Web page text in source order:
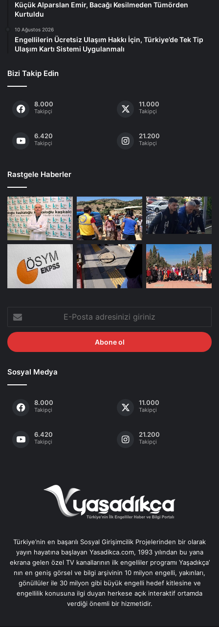
Küçük Alparslan Emir, Bacağı Kesilmeden Tümörden
Kurtuldu
10 Ağustos 2026
Engellilerin Ücretsiz Ulaşım Hakkı İçin, Türkiye’de Tek Tip
Ulaşım Kartı Sistemi Uygulanmalı
Bizi Takip Edin
8.000
Takipçi
11.000
Takipçi
6.420
Takipçi
21.200
Takipçi
Rastgele Haberler
Posta
adresinizi
giriniz
Sosyal Medya
8.000
Takipçi
11.000
Takipçi
6.420
Takipçi
21.200
Takipçi
Türkiye’nin en başarılı Sosyal Girişimcilik Projelerinden bir olarak
yayın hayatına başlayan Yasadikca.com, 1993 yılından bu yana
ekrana gelen özel TV kanallarının ilk engelliler programı Yaşadıkça’
nın en geniş görsel ve bilgi arşivinin 10 milyon engelli, yakınları,
gönüllüler ile 30 milyon gibi büyük engelli hedef kitlesine ve
engellilik konusuna ilgi duyan herkese açık interaktif ortamda
verdiği önemli bir hizmetidir.